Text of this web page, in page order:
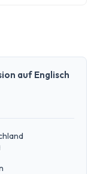
auf Englisch